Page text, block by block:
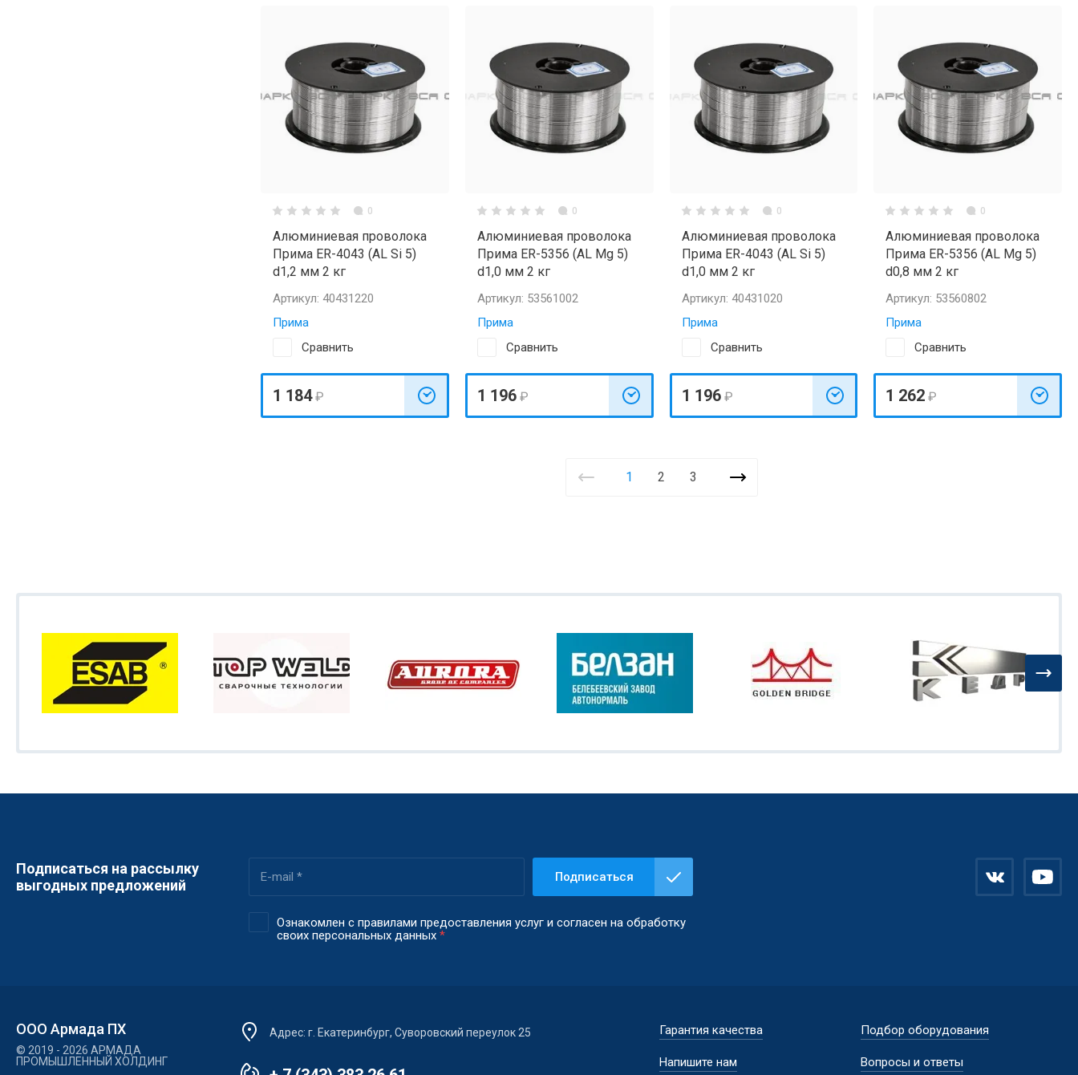
0
Алюминиевая проволока
Прима ER-4043 (AL Si 5)
d1,2 мм 2 кг
Артикул: 40431220
Прима
Сравнить
1 184 ₽
0
Алюминиевая проволока
Прима ER-5356 (AL Mg 5)
d1,0 мм 2 кг
Артикул: 53561002
Прима
Сравнить
1 196 ₽
0
Алюминиевая проволока
Прима ER-4043 (AL Si 5)
d1,0 мм 2 кг
Артикул: 40431020
Прима
Сравнить
1 196 ₽
0
Алюминиевая проволока
Прима ER-5356 (AL Mg 5)
d0,8 мм 2 кг
Артикул: 53560802
Прима
Сравнить
1 262 ₽
1 2 3
Подписаться на рассылку
выгодных предложений
Ознакомлен с правилами предоставления услуг и согласен на обработку
своих персональных данных *
Подписаться
ООО Армада ПХ
© 2019 - 2026 АРМАДА
ПРОМЫШЛЕННЫЙ ХОЛДИНГ
Адрес: г. Екатеринбург, Суворовский переулок 25 Гарантия качества Подбор оборудования
Напишите нам Вопросы и ответы